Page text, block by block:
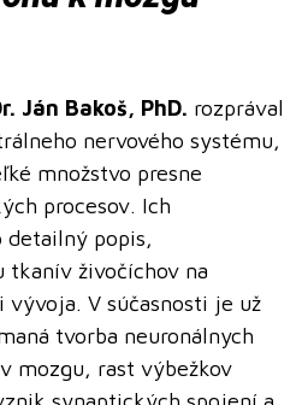
Ján Bakoš, PhD. rozprával
nervového systému,
množstvo presne
procesov. Ich
detailný popis,
tkanív živočíchov na
vývoja. V súčasnosti je už
tvorba neuronálnych
mozgu, rast výbežkov